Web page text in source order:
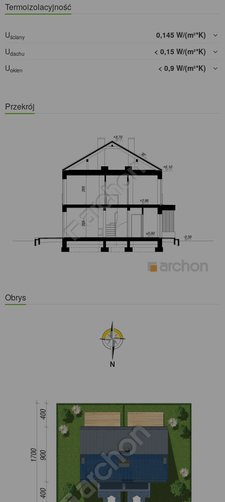
Termoizolacyjność
Uściany
0,145 W/(m²*K)
Udachu
< 0,15 W/(m²*K)
Uokien < 0,9 W/(m²*K)
Przekrój
Obrys